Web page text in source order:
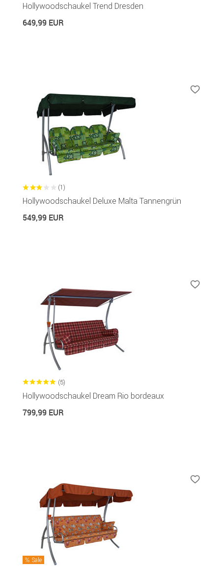
Hollywoodschaukel Trend Dresden
649,99 EUR
(1)
Hollywoodschaukel Deluxe Malta Tannengrün
549,99 EUR
(5)
Hollywoodschaukel Dream Rio bordeaux
799,99 EUR
Sale